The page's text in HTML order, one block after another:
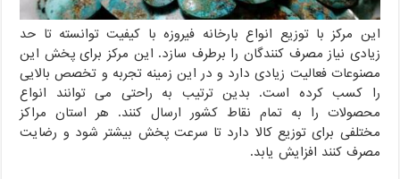
این مرکز با توزیع انواع بارخانه فیروزه با کیفیت توانسته تا حد
زیادی نیاز مصرف کنندگان را برطرف سازد. این مرکز برای پخش این
مصنوعات فعالیت زیادی دارد و در این زمینه تجربه و تخصص بالایی
را کسب کرده است. بدین ترتیب به راحتی می توانند انواع
محصولات را به تمام نقاط کشور ارسال کنند. هر استان مراکز
مختلفی برای توزیع کالا دارد تا سرعت پخش بیشتر شود و رضایت
مصرف کنند افزایش یابد.